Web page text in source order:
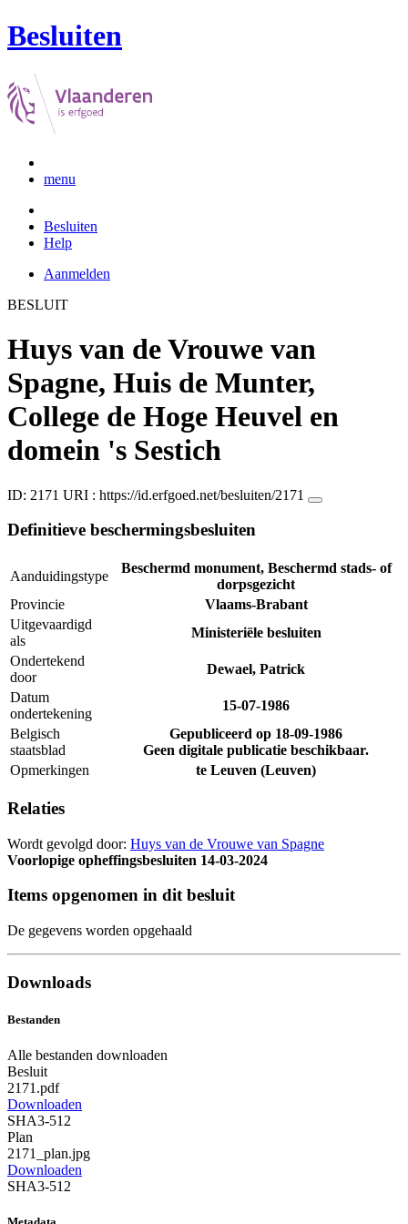
Besluiten
menu
Besluiten
Help
Aanmelden
BESLUIT
Huys van de Vrouwe van
Spagne, Huis de Munter,
College de Hoge Heuvel en
domein 's Sestich
ID: 2171 URI : https://id.erfgoed.net/besluiten/2171
Definitieve beschermingsbesluiten
Aanduidingstype
Beschermd monument, Beschermd stads- of
dorpsgezicht
Provincie
Vlaams-Brabant
Uitgevaardigd
als
Ministeriële besluiten
Ondertekend
door
Dewael, Patrick
Datum
ondertekening
15-07-1986
Belgisch
staatsblad
Gepubliceerd op 18-09-1986
Geen digitale publicatie beschikbaar.
Opmerkingen
te Leuven (Leuven)
Relaties
Wordt gevolgd door: Huys van de Vrouwe van Spagne
Voorlopige opheffingsbesluiten 14-03-2024
Items opgenomen in dit besluit
De gegevens worden opgehaald
Downloads
Bestanden
Alle bestanden downloaden
Besluit
2171.pdf
Downloaden
SHA3-512
Plan
2171_plan.jpg
Downloaden
SHA3-512